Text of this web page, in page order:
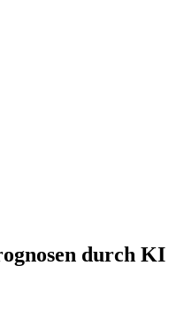
durch